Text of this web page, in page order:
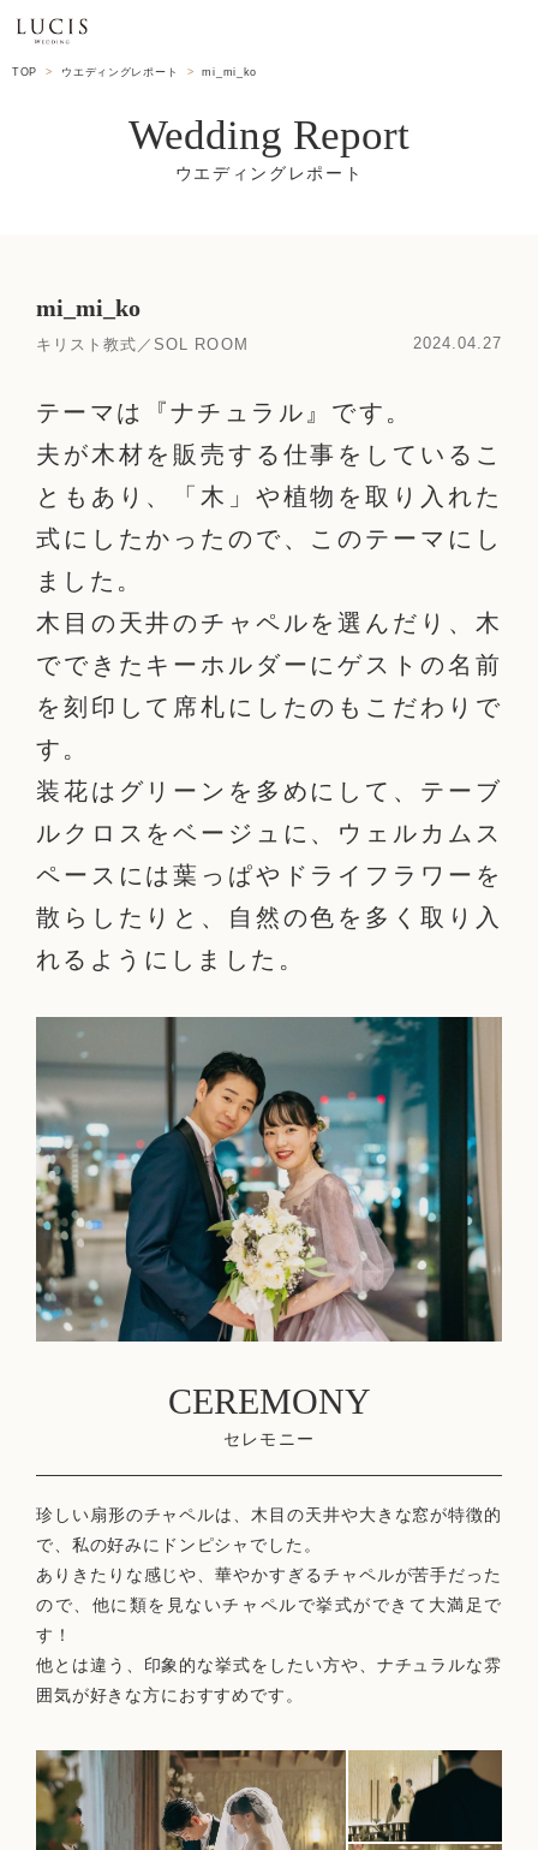
TOP ウエディングレポート mi_mi_ko
Wedding Report
mi_mi_ko
キリスト教式／SOL ROOM 2024.04.27
テーマは『ナチュラル』です。
夫が木材を販売する仕事をしているこ
ともあり、「木」や植物を取り入れた
式にしたかったので、このテーマにし
ました。
木目の天井のチャペルを選んだり、木
でできたキーホルダーにゲストの名前
を刻印して席札にしたのもこだわりで
す。
装花はグリーンを多めにして、テーブ
ルクロスをベージュに、ウェルカムス
ペースには葉っぱやドライフラワーを
散らしたりと、自然の色を多く取り入
れるようにしました。
CEREMONY
セレモニー
珍しい扇形のチャペルは、木目の天井や大きな窓が特徴的
で、私の好みにドンピシャでした。
ありきたりな感じや、華やかすぎるチャペルが苦手だった
ので、他に類を見ないチャペルで挙式ができて大満足で
す！
他とは違う、印象的な挙式をしたい方や、ナチュラルな雰
囲気が好きな方におすすめです。